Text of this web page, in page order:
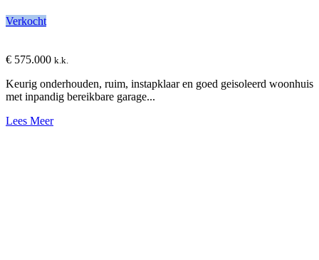
Verkocht
€ 575.000 k.k.
Keurig onderhouden, ruim, instapklaar en goed geisoleerd woonhuis
met inpandig bereikbare garage...
Lees Meer